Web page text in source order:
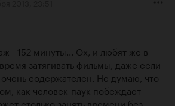
- 152 минуты... Ох, и любят же в
затягивать фильмы, даже если
содержателен. Не думаю, что
как человек-паук побеждает
столько занять времени без